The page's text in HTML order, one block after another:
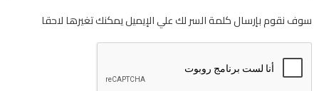
سوف نقوم بإرسال كلمة السر لك علي الإيميل يمكنك تغيرها لاحقا